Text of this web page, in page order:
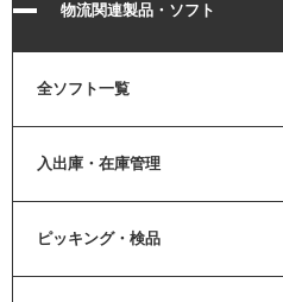
物流関連製品・ソフト
全ソフト一覧
入出庫・在庫管理
ピッキング・検品